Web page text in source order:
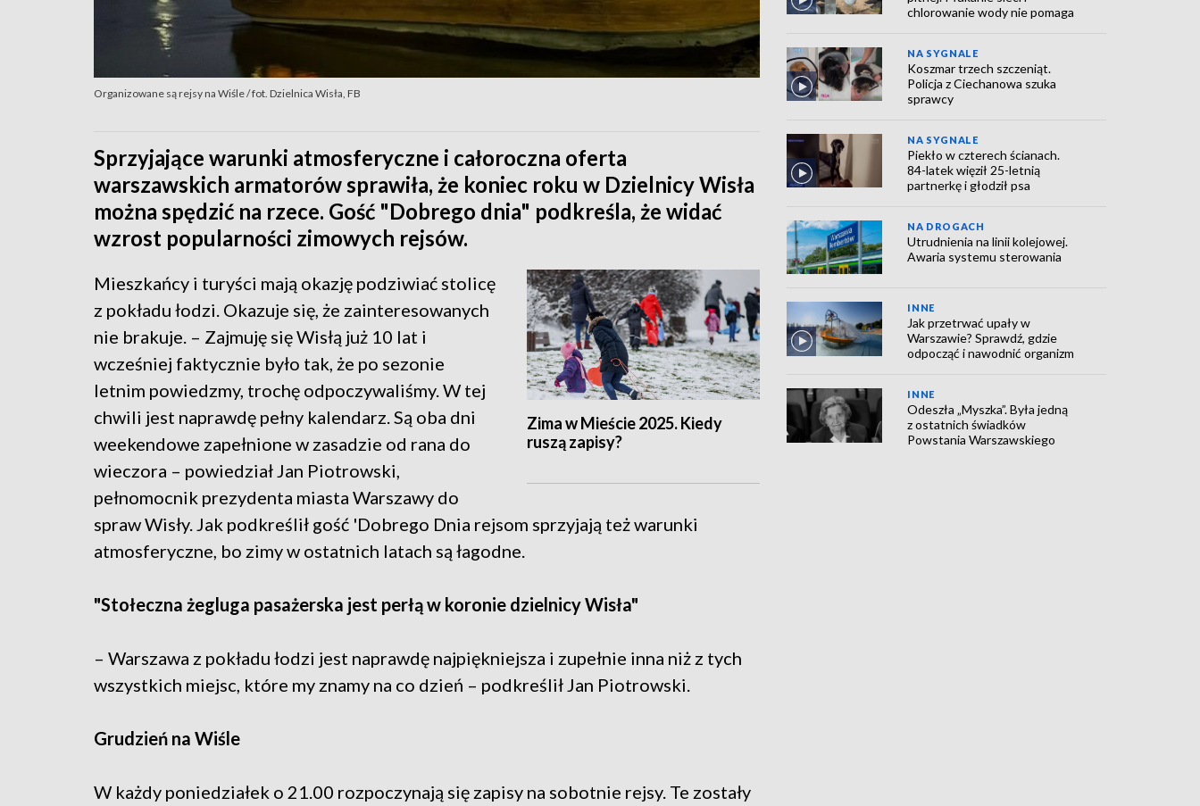
Organizowane są rejsy na Wiśle / fot. Dzielnica Wisła, FB
Sprzyjające warunki atmosferyczne i całoroczna oferta
warszawskich armatorów sprawiła, że koniec roku w Dzielnicy Wisła
można spędzić na rzece. Gość "Dobrego dnia" podkreśla, że widać
wzrost popularności zimowych rejsów.
Zima w Mieście 2025. Kiedy
ruszą zapisy?
Mieszkańcy i turyści mają okazję podziwiać stolicę
z pokładu łodzi. Okazuje się, że zainteresowanych
nie brakuje. – Zajmuję się Wisłą już 10 lat i
wcześniej faktycznie było tak, że po sezonie
letnim powiedzmy, trochę odpoczywaliśmy. W tej
chwili jest naprawdę pełny kalendarz. Są oba dni
weekendowe zapełnione w zasadzie od rana do
wieczora – powiedział Jan Piotrowski,
pełnomocnik prezydenta miasta Warszawy do
spraw Wisły. Jak podkreślił gość 'Dobrego Dnia rejsom sprzyjają też warunki
atmosferyczne, bo zimy w ostatnich latach są łagodne.
"Stołeczna żegluga pasażerska jest perłą w koronie dzielnicy Wisła"
– Warszawa z pokładu łodzi jest naprawdę najpiękniejsza i zupełnie inna niż z tych
wszystkich miejsc, które my znamy na co dzień – podkreślił Jan Piotrowski.
Grudzień na Wiśle
W każdy poniedziałek o 21.00 rozpoczynają się zapisy na sobotnie rejsy. Te zostały
chlorowanie wody nie pomaga
NA SYGNALE
Koszmar trzech szczeniąt.
Policja z Ciechanowa szuka
sprawcy
NA SYGNALE
Piekło w czterech ścianach.
84-latek więził 25-letnią
partnerkę i głodził psa
NA DROGACH
Utrudnienia na linii kolejowej.
Awaria systemu sterowania
INNE
Jak przetrwać upały w
Warszawie? Sprawdź, gdzie
odpocząć i nawodnić organizm
INNE
Odeszła „Myszka”. Była jedną
z ostatnich świadków
Powstania Warszawskiego